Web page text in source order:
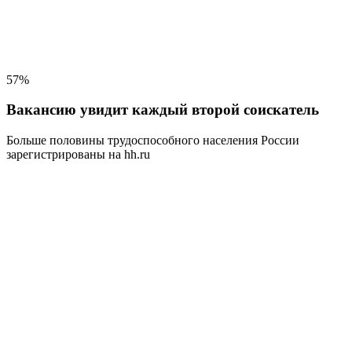
57%
Вакансию увидит каждый второй соискатель
Больше половины трудоспособного населения России
зарегистрированы на hh.ru